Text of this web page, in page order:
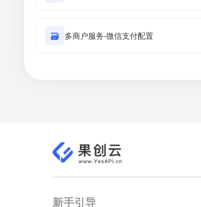
🗃 多商户服务-微信支付配置
新手引导